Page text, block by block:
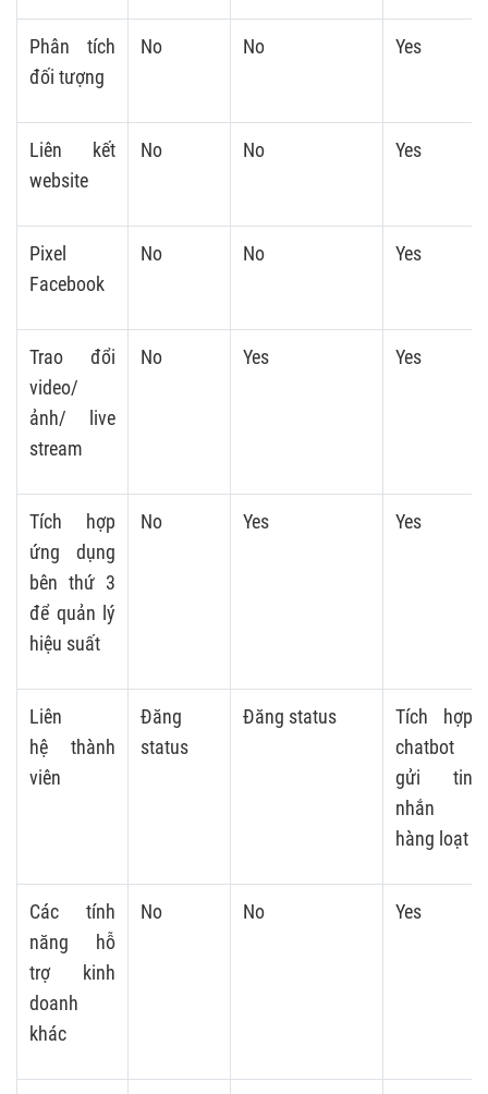
Phân tích
đối tượng
No No Yes
Liên kết
website
No No Yes
Pixel
Facebook
No No Yes
Trao đổi
video/
ảnh/ live
stream
No Yes Yes
Tích hợp
ứng dụng
bên thứ 3
để quản lý
hiệu suất
No Yes Yes
Liên
hệ thành
viên
Đăng
status
Đăng status
Tích hợp
chatbot
gửi tin
nhắn
hàng loạt
Các tính
năng hỗ
trợ kinh
doanh
khác
No No Yes